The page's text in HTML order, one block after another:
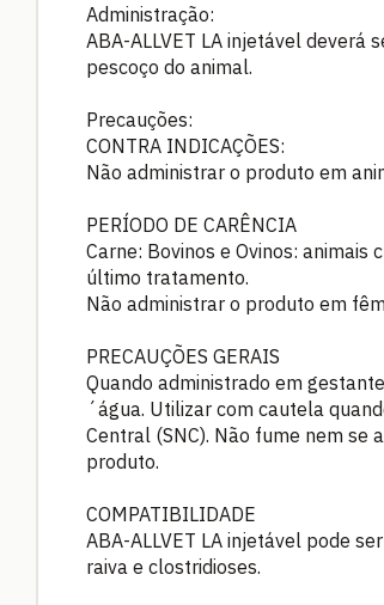
Administração:
ABA-ALLVET LA injetável
pescoço do animal.
Precauções:
CONTRA INDICAÇÕES:
Não administrar o produto em
PERÍODO DE CARÊNCIA
Carne: Bovinos e Ovinos:
último tratamento.
Não administrar o produto em
PRECAUÇÕES GERAIS
Quando administrado em
´água. Utilizar com cautela
Central (SNC). Não fume nem se
produto.
COMPATIBILIDADE
ABA-ALLVET LA injetável pode
raiva e clostridioses.